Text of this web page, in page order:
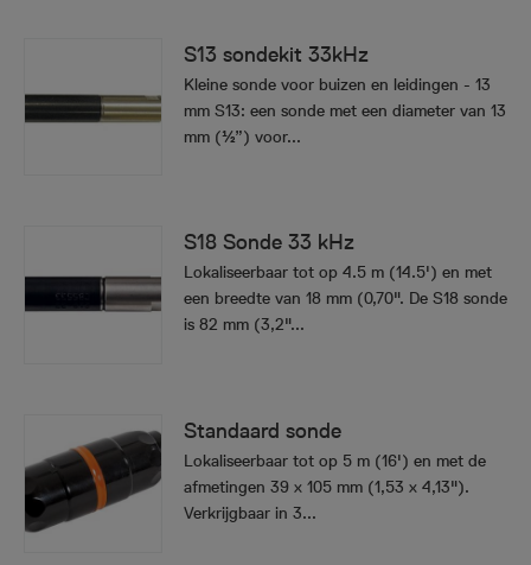
S13 sondekit 33kHz
Kleine sonde voor buizen en leidingen - 13
mm S13: een sonde met een diameter van 13
mm (½”) voor...
S18 Sonde 33 kHz
Lokaliseerbaar tot op 4.5 m (14.5') en met
een breedte van 18 mm (0,70". De S18 sonde
is 82 mm (3,2"...
Standaard sonde
Lokaliseerbaar tot op 5 m (16') en met de
afmetingen 39 x 105 mm (1,53 x 4,13").
Verkrijgbaar in 3...